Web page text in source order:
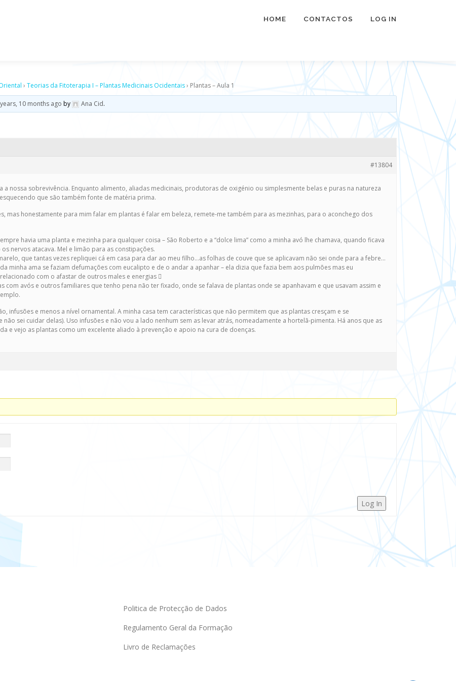
HOME CONTACTOS LOG IN
› Teorias da Fitoterapia I – Plantas Medicinais Ocidentais› Plantas – Aula 1
10 months ago by Ana Cid.
#13804
a nossa sobrevivência. Enquanto alimento, aliadas medicinais, produtoras de oxigénio ou simplesmente belas e puras na natureza
que são também fonte de matéria prima.
mas honestamente para mim falar em plantas é falar em beleza, remete-me também para as mezinhas, para o aconchego dos
havia uma planta e mezinha para qualquer coisa – São Roberto e a “dolce lima” como a minha avó lhe chamava, quando ficava
nervos atacava. Mel e limão para as constipações.
que tantas vezes repliquei cá em casa para dar ao meu filho…as folhas de couve que se aplicavam não sei onde para a febre…
minha ama se faziam defumações com eucalipto e de o andar a apanhar – ela dizia que fazia bem aos pulmões mas eu
com o afastar de outros males e energias 
com avós e outros familiares que tenho pena não ter fixado, onde se falava de plantas onde se apanhavam e que usavam assim e
infusões e menos a nível ornamental. A minha casa tem características que não permitem que as plantas cresçam e se
não sei cuidar delas). Uso infusões e não vou a lado nenhum sem as levar atrás, nomeadamente a hortelã-pimenta. Há anos que as
e vejo as plantas como um excelente aliado à prevenção e apoio na cura de doenças.
Log In
Politica de Protecção de Dados
Regulamento Geral da Formação
Livro de Reclamações